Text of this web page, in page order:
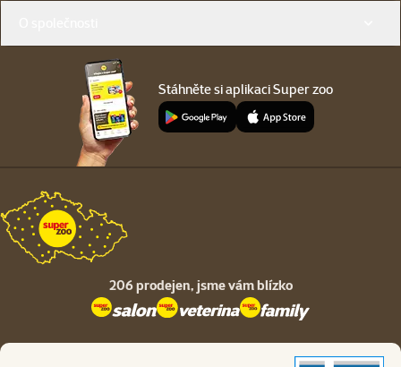
Stáhněte si aplikaci Super zoo
206 prodejen, jsme vám blízko